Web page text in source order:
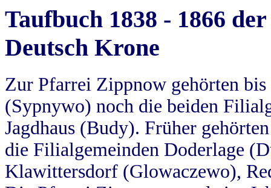
Taufbuch 1838 - 1866
Deutsch Krone
Zur Pfarrei Zippnow gehörten
(Sypnywo) noch die beiden
Jagdhaus (Budy). Früher
die Filialgemeinden Doderlage
Klawittersdorf (Glowaczewo),